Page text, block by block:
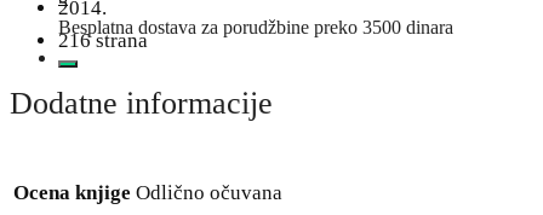
Besplatna dostava za porudžbine preko 3500 dinara
2014.
216 strana
Dodatne informacije
Ocena knjige Odlično očuvana